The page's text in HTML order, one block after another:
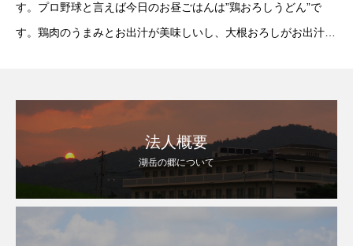
す。プロ野球と言えば今日のお昼ごはんは”鶏おろしうどん”で
す。鶏肉のうまみとお出汁が美味しいし、大根おろしがお出汁に
法人概要
湖岳の郷について